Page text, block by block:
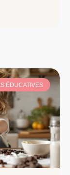
ÉDUCATIVES